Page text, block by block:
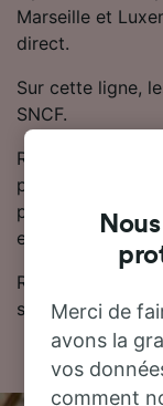
Marseille et
direct.
Sur cette ligne,
SNCF.
Réservez votre
partir de 100.06
pouvez faire des
entre Marseille
Retrouvez les
sur notre
Merci de
avons la
vos
comment